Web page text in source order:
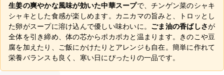
生姜の爽やかな風味が効いた中華スープで、チンゲン菜のシャキ
シャキとした食感が楽しめます。カニカマの旨みと、トロッとし
た卵がスープに溶け込んで優しい味わいに。 ごま油の香ばしさが
全体を引き締め、体の芯からポカポカと温まります。きのこや豆
腐を加えたり、ご飯にかけたりとアレンジも自在。簡単に作れて
栄養バランスも良く、寒い日にぴったりの一品です。